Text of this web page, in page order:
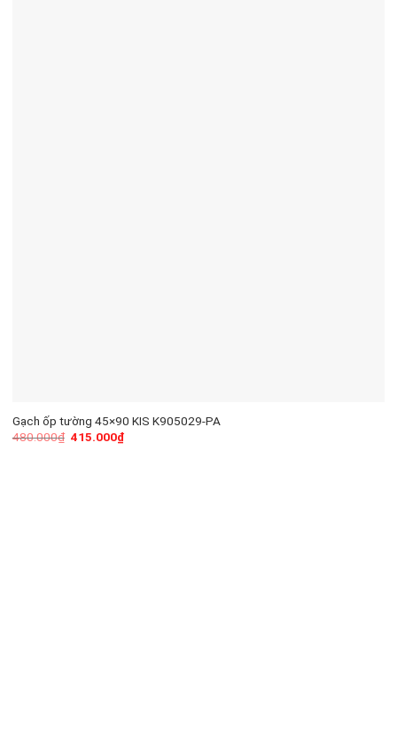
Gạch ốp tường 45×90 KIS K905029-PA
480.000₫ 415.000₫